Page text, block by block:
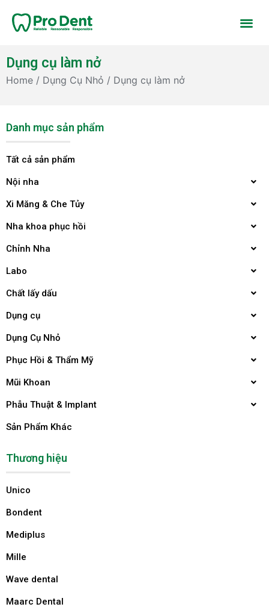
Dụng cụ làm nở
Home / Dụng Cụ Nhỏ / Dụng cụ làm nở
Danh mục sản phẩm
Tất cả sản phẩm
Nội nha
Xi Măng & Che Tủy
Nha khoa phục hồi
Chỉnh Nha
Labo
Chất lấy dấu
Dụng cụ
Dụng Cụ Nhỏ
Phục Hồi & Thẩm Mỹ
Mũi Khoan
Phẫu Thuật & Implant
Sản Phẩm Khác
Thương hiệu
Unico
Bondent
Mediplus
Mille
Wave dental
Maarc Dental